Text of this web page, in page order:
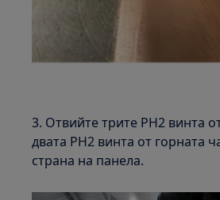
3. Отвийте трите PH2 винта
двата PH2 винта от горната
страна на панела.